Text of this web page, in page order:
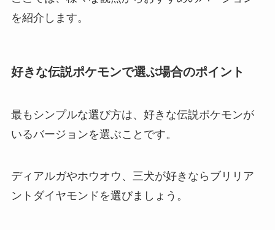
を紹介します。
好きな伝説ポケモンで選ぶ場合のポイント
最もシンプルな選び方は、好きな伝説ポケモンが
いるバージョンを選ぶことです。
ディアルガやホウオウ、三犬が好きならブリリア
ントダイヤモンドを選びましょう。